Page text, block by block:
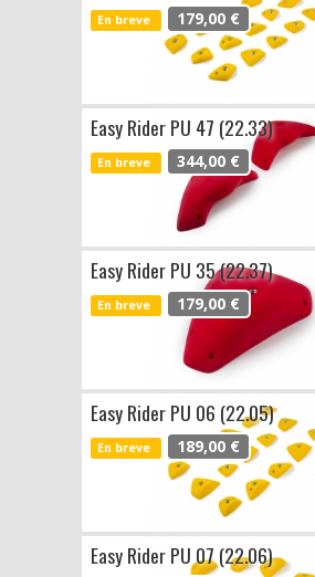
En breve 179,00 €
Easy Rider PU 47 (22.33)
En breve 344,00 €
Easy Rider PU 35 (22.37)
En breve 179,00 €
Easy Rider PU 06 (22.05)
En breve 189,00 €
Easy Rider PU 07 (22.06)